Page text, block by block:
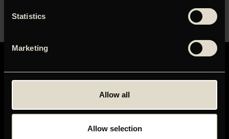
Statistics
Marketing
Allow all
Allow selection
GRAND TEATRET